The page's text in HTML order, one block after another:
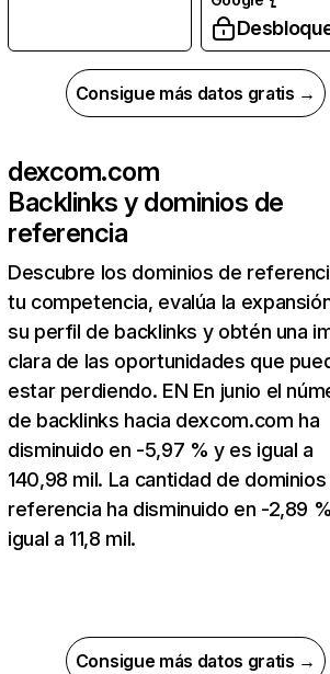
Consigue más datos gratis →
dexcom.com
Backlinks y dominios de
referencia
Descubre los dominios de
tu competencia, evalúa la
su perfil de backlinks y obtén una
clara de las oportunidades que
estar perdiendo. EN En junio el
de backlinks hacia dexcom.com ha
disminuido en -5,97 % y es igual a
140,98 mil. La cantidad de
referencia ha disminuido en -2,89
igual a 11,8 mil.
Consigue más datos gratis →